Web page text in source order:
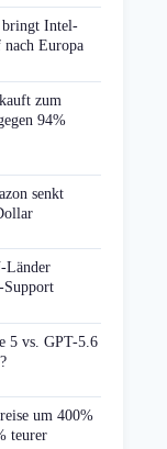
Intel-
Europa
zum
94%
senkt
Länder
Support
5 vs. GPT-5.6
um 400%
teurer